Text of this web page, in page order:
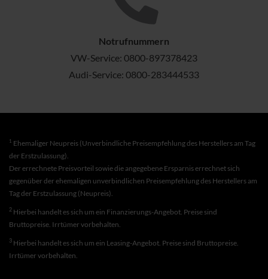
Notrufnummern
VW-Service: 0800-897378423
Audi-Service: 0800-283444533
1 Ehemaliger Neupreis (Unverbindliche Preisempfehlung des Herstellers am Tag
der Erstzulassung).
Der errechnete Preisvorteil sowie die angegebene Ersparnis errechnet sich
gegenüber der ehemaligen unverbindlichen Preisempfehlung des Herstellers am
Tag der Erstzulassung (Neupreis).
2 Hierbei handelt es sich um ein Finanzierungs-Angebot. Preise sind
Bruttopreise. Irrtümer vorbehalten.
3 Hierbei handelt es sich um ein Leasing-Angebot. Preise sind Bruttopreise.
Irrtümer vorbehalten.